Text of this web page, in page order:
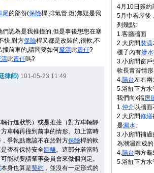
尾的部份(保險桿,排氣管,燈)無疑是我
們認為是我推撞的,但是事後想想在塞
快,對方保險桿又都是改裝的,很軟,不
撞前車的,請問要如何釐清此責任?
清此責任嗎?
律師) 101-05-23 11:49
輛行進狀態）或是推撞（對方車輛靜
車輛再撞到前車的情形。加上當時
爭執點應該不在於對方保險桿的軟
否有保持安全距離。這部分若當時
能就要請肇事委員會來做個判定。
本身也算是契約 ，並沒有一定形式的
4月10日簽約
5月中看屋後
列幾點:
1.客廳牆面
2.大房間裝潢
櫃子內有滲水
3.小房間窗
軟長青苔情形
4.陽台左右兩
5.浴缸下方水
我們向x福房
1.仲介以牆
2.大房間修繕
是漏水。
3.小房間補
為潮濕造成
4.陽台兩方龜
5.浴缸下方